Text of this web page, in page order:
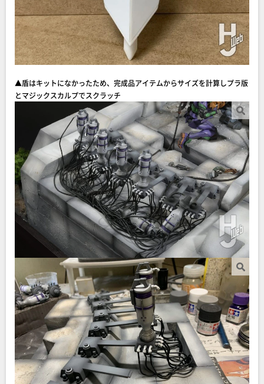
▲盾はキットになかったため、完成品アイテムからサイズを計算しプラ版
とマジックスカルプでスクラッチ